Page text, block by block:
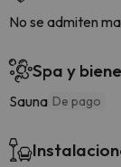
No se admiten
Spa y
Sauna De pago